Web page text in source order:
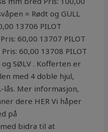
= Rødt og GULL
13706 PILOT
60,00 13707 PILOT
60,00 13708 PILOT
SØLV . Kofferten er
med 4 doble hjul,
lås. Mer informasjon,
dere HER Vi håper
på
bidra til at